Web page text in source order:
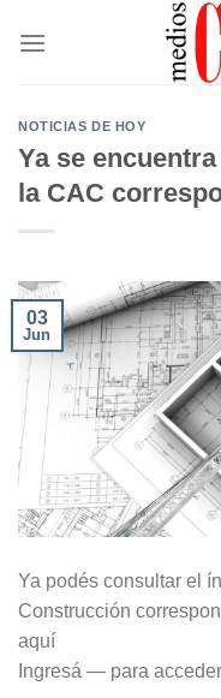
NOTICIAS DE HOY
Ya se
la CAC
03
Jun
Ya podés consultar el
Construcción
aquí
Ingresá — para